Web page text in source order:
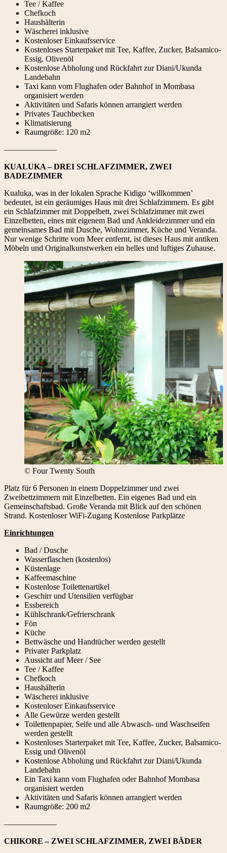
Tee / Kaffee
Chefkoch
Haushälterin
Wäscherei inklusive
Kostenloser Einkaufsservice
Kostenloses Starterpaket mit Tee, Kaffee, Zucker, Balsamico-
Essig, Olivenöl
Kostenlose Abholung und Rückfahrt zur Diani/Ukunda
Landebahn
Taxi kann vom Flughafen oder Bahnhof in Mombasa
organisiert werden
Aktivitäten und Safaris können arrangiert werden
Privates Tauchbecken
Klimatisierung
Raumgröße: 120 m2
——————–
KUALUKA – DREI SCHLAFZIMMER, ZWEI
BADEZIMMER
Kualuka, was in der lokalen Sprache Kidigo ‘willkommen’
bedeutet, ist ein geräumiges Haus mit drei Schlafzimmern. Es gibt
ein Schlafzimmer mit Doppelbett, zwei Schlafzimmer mit zwei
Einzelbetten, eines mit eigenem Bad und Ankleidezimmer und ein
gemeinsames Bad mit Dusche, Wohnzimmer, Küche und Veranda.
Nur wenige Schritte vom Meer entfernt, ist dieses Haus mit antiken
Möbeln und Originalkunstwerken ein helles und luftiges Zuhause.
© Four Twenty South
Platz für 6 Personen in einem Doppelzimmer und zwei
Zweibettzimmern mit Einzelbetten. Ein eigenes Bad und ein
Gemeinschaftsbad. Große Veranda mit Blick auf den schönen
Strand. Kostenloser WiFi-Zugang Kostenlose Parkplätze
Einrichtungen
Bad / Dusche
Wasserflaschen (kostenlos)
Küstenlage
Kaffeemaschine
Kostenlose Toilettenartikel
Geschirr und Utensilien verfügbar
Essbereich
Kühlschrank/Gefrierschrank
Fön
Küche
Bettwäsche und Handtücher werden gestellt
Privater Parkplatz
Aussicht auf Meer / See
Tee / Kaffee
Chefkoch
Haushälterin
Wäscherei inklusive
Kostenloser Einkaufsservice
Alle Gewürze werden gestellt
Toilettenpapier, Seife und alle Abwasch- und Waschseifen
werden gestellt
Kostenloses Starterpaket mit Tee, Kaffee, Zucker, Balsamico-
Essig und Olivenöl
Kostenlose Abholung und Rückfahrt zur Diani/Ukunda
Landebahn
Ein Taxi kann vom Flughafen oder Bahnhof Mombasa
organisiert werden
Aktivitäten und Safaris können arrangiert werden
Raumgröße: 200 m2
——————–
CHIKORE – ZWEI SCHLAFZIMMER, ZWEI BÄDER